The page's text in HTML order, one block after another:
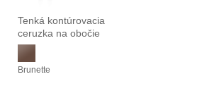
Tenká kontúrovacia
ceruzka na obočie
Brunette